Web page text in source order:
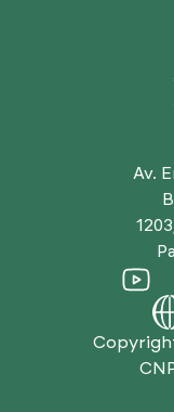
Av.